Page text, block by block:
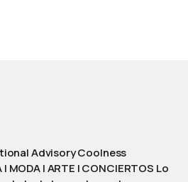
Advisory Coolness
| ARTE | CONCIERTOS Lo